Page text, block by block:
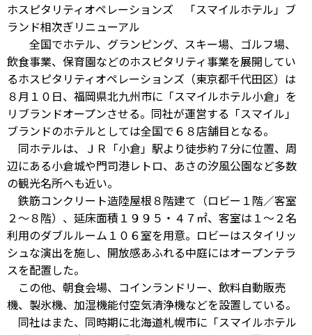
ホスピタリティオペレーションズ 「スマイルホテル」ブ
ランド相次ぎリニューアル
全国でホテル、グランピング、スキー場、ゴルフ場、
飲食事業、保育園などのホスピタリティ事業を展開してい
るホスピタリティオペレーションズ（東京都千代田区）は
８月１０日、福岡県北九州市に「スマイルホテル小倉」を
リブランドオープンさせる。同社が運営する「スマイル」
ブランドのホテルとしては全国で６８店舗目となる。
同ホテルは、ＪＲ「小倉」駅より徒歩約７分に位置、周
辺にある小倉城や門司港レトロ、あさの汐風公園など多数
の観光名所へも近い。
鉄筋コンクリート造陸屋根８階建て（ロビー１階／客室
２～８階）、延床面積１９９５・４７㎡、客室は１～２名
利用のダブルルーム１０６室を用意。ロビーはスタイリッ
シュな演出を施し、開放感あふれる中庭にはオープンテラ
スを配置した。
この他、朝食会場、コインランドリー、飲料自動販売
機、製氷機、加湿機能付空気清浄機などを設置している。
同社はまた、同時期に北海道札幌市に「スマイルホテル